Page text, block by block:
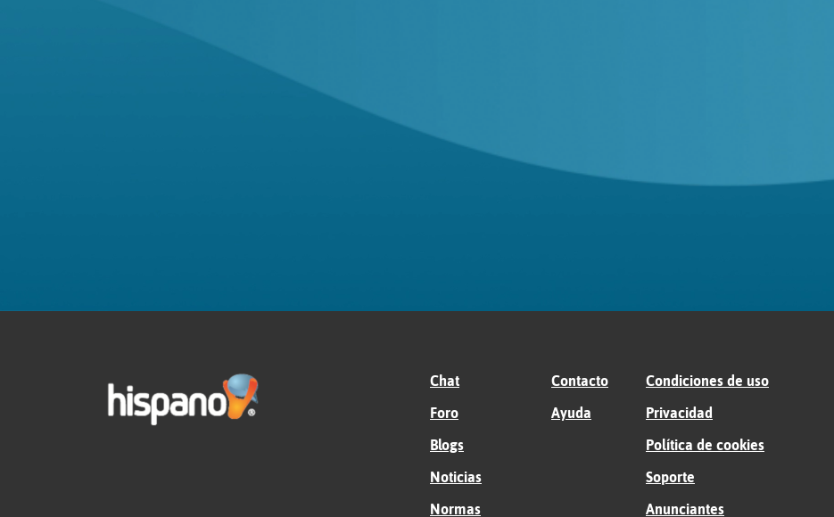
Chat
Foro
Blogs
Noticias
Normas
Contacto
Ayuda
Condiciones de uso
Privacidad
Política de cookies
Soporte
Anunciantes